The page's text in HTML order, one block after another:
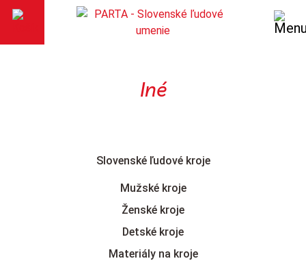
Iné
Slovenské ľudové kroje
Mužské kroje
Ženské kroje
Detské kroje
Materiály na kroje